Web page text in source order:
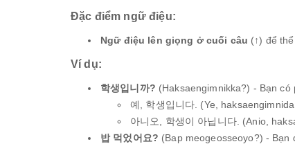
Đặc điểm ngữ điệu:
Ngữ điệu lên giọng ở cuối câu (↑) để
Ví dụ:
학생입니까? (Haksaengimnikka?) - Bạn có
예, 학생입니다. (Ye,
아니오, 학생이 아닙니다. (Anio,
밥 먹었어요? (Bap meogeosseoyo?) -